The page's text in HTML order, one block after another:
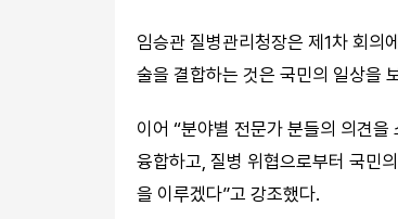
임승관 질병관리청장은 제1차 회의
술을 결합하는 것은 국민의 일상을
이어 “분야별 전문가 분들의 의견
융합하고, 질병 위협으로부터 국민
을 이루겠다”고 강조했다.